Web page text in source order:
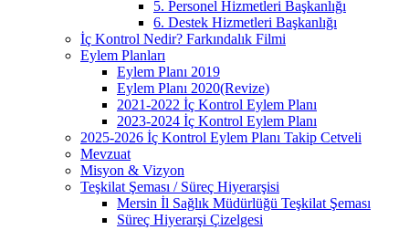
5. Personel Hizmetleri Başkanlığı
6. Destek Hizmetleri Başkanlığı
İç Kontrol Nedir? Farkındalık Filmi
Eylem Planları
Eylem Planı 2019
Eylem Planı 2020(Revize)
2021-2022 İç Kontrol Eylem Planı
2023-2024 İç Kontrol Eylem Planı
2025-2026 İç Kontrol Eylem Planı Takip Cetveli
Mevzuat
Misyon & Vizyon
Teşkilat Şeması / Süreç Hiyerarşisi
Mersin İl Sağlık Müdürlüğü Teşkilat Şeması
Süreç Hiyerarşi Çizelgesi